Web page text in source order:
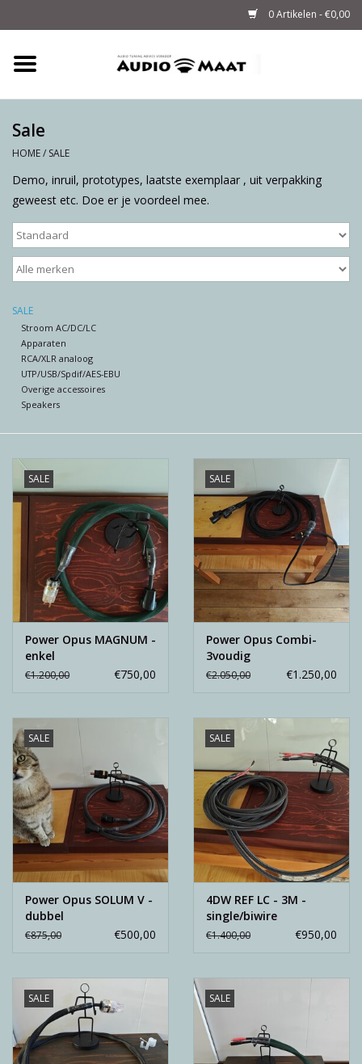
0 Artikelen - €0,00
Tuning
Powerstrips
Audio
Sale
Info
Reviews
Blog
Merken
Sale
HOME/ SALE
Demo, inruil, prototypes, laatste exemplaar , uit verpakking
geweest etc. Doe er je voordeel mee.
SALE
Stroom AC/DC/LC
Apparaten
RCA/XLR analoog
UTP/USB/Spdif/AES-EBU
Overige accessoires
Speakers
SALE
Power Opus MAGNUM -
enkel
€1.200,00 €750,00
SALE
Power Opus Combi-
3voudig
€2.050,00 €1.250,00
SALE
Power Opus SOLUM V -
dubbel
€875,00 €500,00
SALE
4DW REF LC - 3M -
single/biwire
€1.400,00 €950,00
SALE SALE